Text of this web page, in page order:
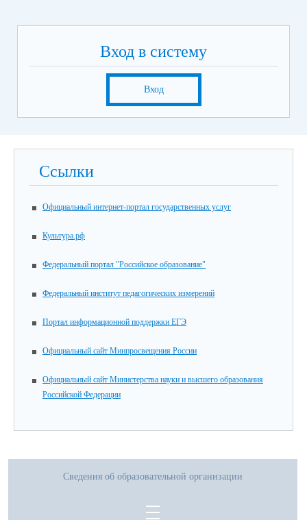
Вход в систему
Вход
Ссылки
Официальный интернет-портал государственных услуг
Культура.рф
Федеральный портал "Российское образование"
Федеральный институт педагогических измерений
Портал информационной поддержки ЕГЭ
Официальный сайт Минпросвещения России
Официальный сайт Министерства науки и высшего образования
Российской Федерации
Сведения об образовательной организации